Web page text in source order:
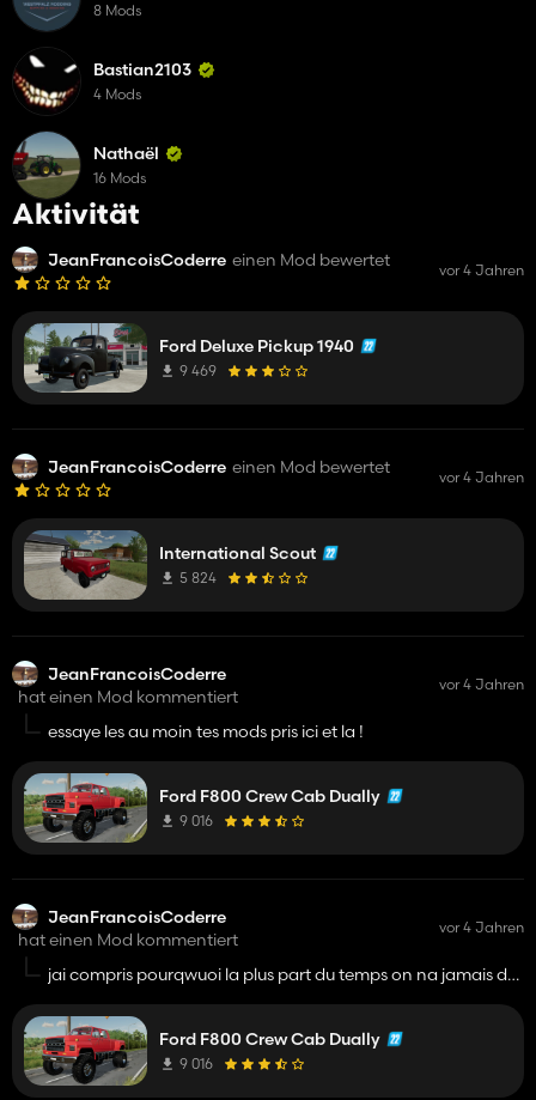
Aktivität
JeanFrancoisCoderre einen Mod bewertet vor 4 Jahren
Ford Deluxe Pickup 1940
9 469
JeanFrancoisCoderre einen Mod bewertet vor 4 Jahren
International Scout
5 824
JeanFrancoisCoderre
hat einen Mod kommentiert
vor 4 Jahren
essaye les au moin tes mods pris ici et la !
Ford F800 Crew Cab Dually
9 016
JeanFrancoisCoderre
hat einen Mod kommentiert
vor 4 Jahren
jai compris pourqwuoi la plus part du temps on na jamais de
fs22mod.com
camion ! drive shaft passe dans la boite lollll et rien pour tirer
un remorque ou autre !!!!! voyon ....
Ford F800 Crew Cab Dually
9 016
8 Mods
Bastian2103
4 Mods
Nathaël
16 Mods